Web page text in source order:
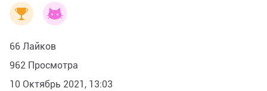
66 Лайков
962 Просмотра
10 Октябрь 2021, 13:03